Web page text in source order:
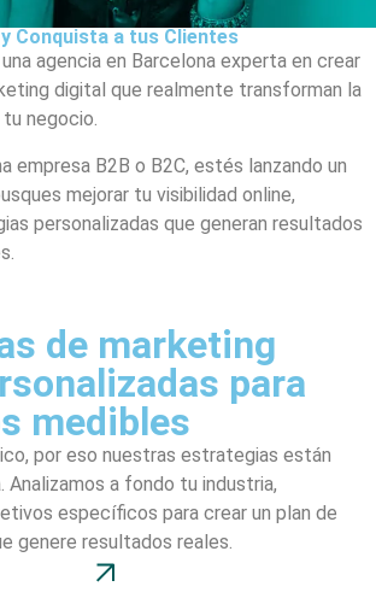
Conquista a tus Clientes
agencia en Barcelona experta en crear
digital que realmente transforman la
negocio.
empresa B2B o B2C, estés lanzando un
mejorar tu visibilidad online,
personalizadas que generan resultados
de marketing
para
medibles
por eso nuestras estrategias están
Analizamos a fondo tu industria,
específicos para crear un plan de
genere resultados reales.